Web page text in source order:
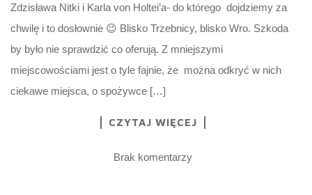
Zdzisława Nitki i Karla von Holtei’a- do którego dojdziemy za
chwilę i to dosłownie 😉 Blisko Trzebnicy, blisko Wro. Szkoda
by było nie sprawdzić co oferują. Z mniejszymi
miejscowościami jest o tyle fajnie, że można odkryć w nich
ciekawe miejsca, o spożywce […]
CZYTAJ WIĘCEJ
Brak komentarzy